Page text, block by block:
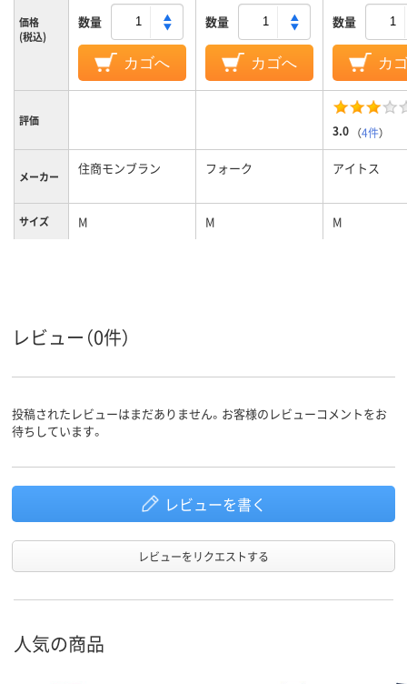
価格
(税込)
数量
カゴへ
数量
カゴへ
数量
カ
評価
3.0 （4件）
メーカー 住商モンブラン フォーク アイトス
サイズ M M M
レビュー（0件）
投稿されたレビューはまだありません。お客様のレビューコメントをお
待ちしています。
レビューを書く
レビューをリクエストする
人気の商品